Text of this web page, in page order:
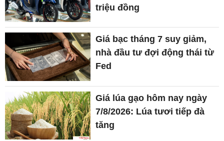
triệu đồng
Giá bạc tháng 7 suy giảm,
nhà đầu tư đợi động thái từ
Fed
Giá lúa gạo hôm nay ngày
7/8/2026: Lúa tươi tiếp đà
tăng